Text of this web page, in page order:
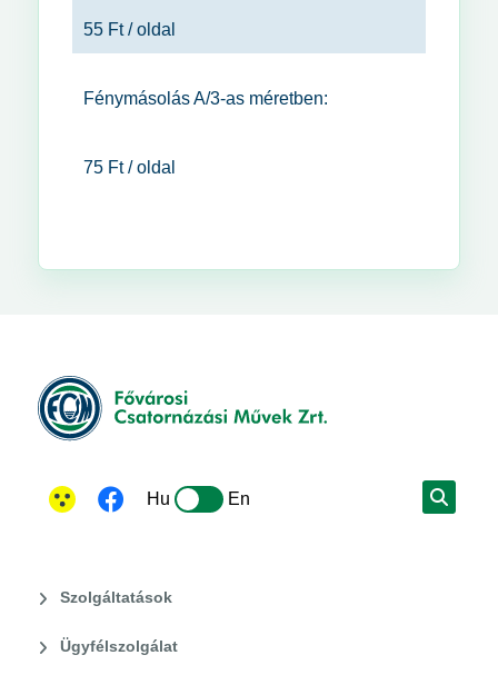
55 Ft / oldal
Fénymásolás A/3-as méretben:
75 Ft / oldal
Hu En
Szolgáltatások
Ügyfélszolgálat